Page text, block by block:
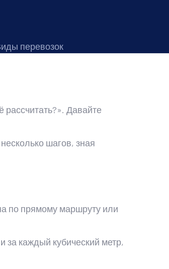
перевозок
рассчитать?». Давайте
шагов, зная
по прямому маршруту или
за каждый кубический метр,